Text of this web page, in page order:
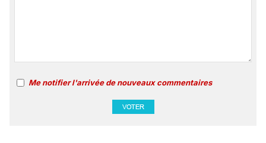
Me notifier l'arrivée de nouveaux commentaires